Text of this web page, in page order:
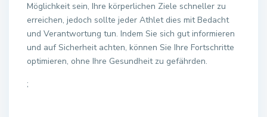
Möglichkeit sein, Ihre körperlichen Ziele schneller zu
erreichen, jedoch sollte jeder Athlet dies mit Bedacht
und Verantwortung tun. Indem Sie sich gut informieren
und auf Sicherheit achten, können Sie Ihre Fortschritte
optimieren, ohne Ihre Gesundheit zu gefährden.
;